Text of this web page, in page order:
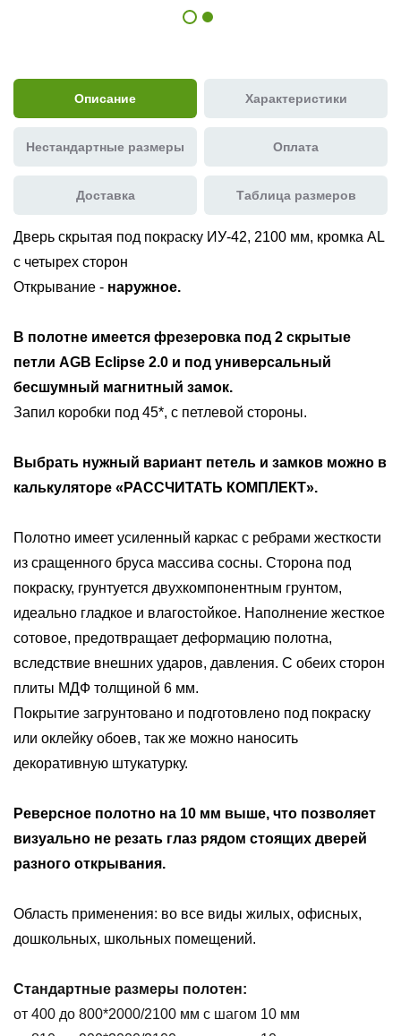
Описание Характеристики
Нестандартные размеры Оплата
Доставка Таблица размеров
Дверь скрытая под покраску ИУ-42, 2100 мм, кромка AL
с четырех сторон
Открывание - наружное.
В полотне имеется фрезеровка под 2 скрытые
петли AGB Eclipse 2.0 и под универсальный
бесшумный магнитный замок.
Запил коробки под 45*, с петлевой стороны.
Выбрать нужный вариант петель и замков можно в
калькуляторе «РАССЧИТАТЬ КОМПЛЕКТ».
Полотно имеет усиленный каркас с ребрами жесткости
из сращенного бруса массива сосны. Сторона под
покраску, грунтуется двухкомпонентным грунтом,
идеально гладкое и влагостойкое. Наполнение жесткое
сотовое, предотвращает деформацию полотна,
вследствие внешних ударов, давления. С обеих сторон
плиты МДФ толщиной 6 мм.
Покрытие загрунтовано и подготовлено под покраску
или оклейку обоев, так же можно наносить
декоративную штукатурку.
Реверсное полотно на 10 мм выше, что позволяет
визуально не резать глаз рядом стоящих дверей
разного открывания.
Область применения: во все виды жилых, офисных,
дошкольных, школьных помещений.
Стандартные размеры полотен:
от 400 до 800*2000/2100 мм с шагом 10 мм